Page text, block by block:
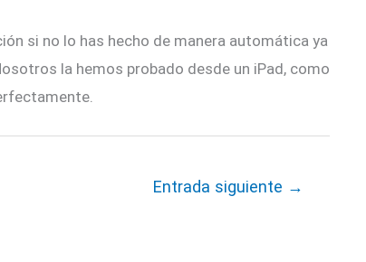
si no lo has hecho de manera automática ya
la hemos probado desde un iPad, como
Entrada siguiente →